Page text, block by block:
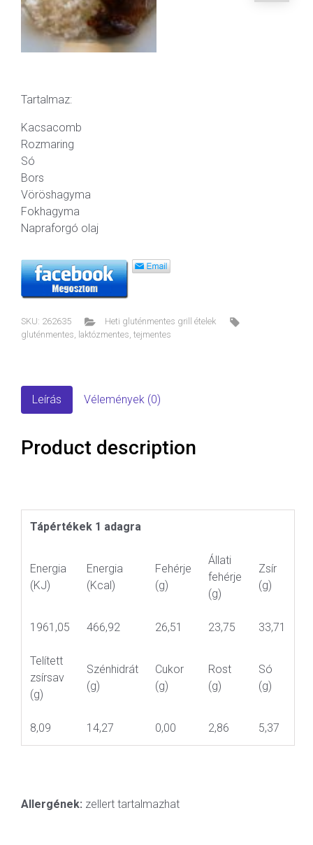
Tartalmaz:
Kacsacomb
Rozmaring
Só
Bors
Vöröshagyma
Fokhagyma
Napraforgó olaj
SKU: 262635
Heti gluténmentes grill ételek
gluténmentes
laktózmentes tejmentes
Leírás Vélemények (0)
Product description
Tápértékek 1 adagra
Energia
(KJ)
Energia
(Kcal)
Fehérje
(g)
Állati
fehérje
(g)
Zsír
(g)
1961,05 466,92 26,51 23,75 33,71
Telített
zsírsav
(g)
Szénhidrát
(g)
Cukor
(g)
Rost
(g)
Só
(g)
8,09 14,27 0,00 2,86 5,37
Allergének: zellert tartalmazhat